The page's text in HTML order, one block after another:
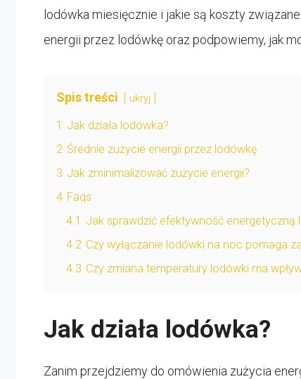
lodówka miesięcznie i jakie są koszty
energii przez lodówkę oraz podpowiemy, jak
Spis treści ukryj
1 Jak działa lodówka?
2 Średnie zużycie energii przez lodówkę
3 Jak zminimalizować zużycie energii?
4 Faqs
4.1 Jak sprawdzić efektywność energetyczną
4.2 Czy wyłączanie lodówki na noc pomaga
4.3 Czy zmiana temperatury lodówki ma
Jak działa lodówka?
Zanim przejdziemy do omówienia zużycia